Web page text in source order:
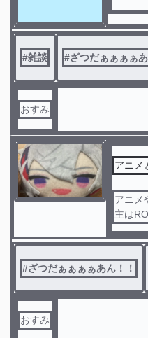
#雑談 #ざつだぁぁぁぁあ
おすみ
アニメ
アニメ
主は
#ざつだぁぁぁぁあん！！
おすみ